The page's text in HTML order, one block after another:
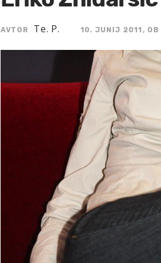
AVTOR Te. P. 10. JUNIJ 2011,